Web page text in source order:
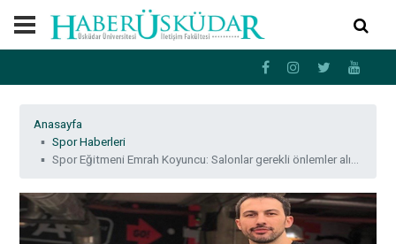
Anasayfa
Spor Haberleri
Spor Eğitmeni Emrah Koyuncu: Salonlar gerekli önlemler alındığında açılmalı